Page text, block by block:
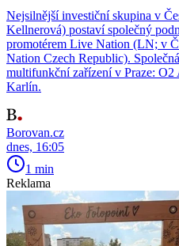
Nejsilnější investiční skupina v
Kellnerová) postaví společný
promotérem Live Nation (LN; v
Nation Czech Republic).
multifunkční zařízení v Praze:
Karlín.
Borovan.cz
dnes, 16:05
1 min
Reklama